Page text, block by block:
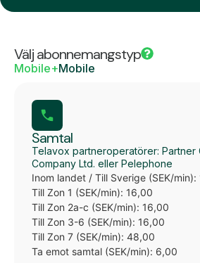
Välj abonnemangstyp
Mobile+Mobile
Samtal
Telavox partneroperatörer: Partner
Company Ltd. eller Pelephone
Inom landet / Till Sverige (SEK/min):
Till Zon 1 (SEK/min): 16,00
Till Zon 2a-c (SEK/min): 16,00
Till Zon 3-6 (SEK/min): 16,00
Till Zon 7 (SEK/min): 48,00
Ta emot samtal (SEK/min): 6,00